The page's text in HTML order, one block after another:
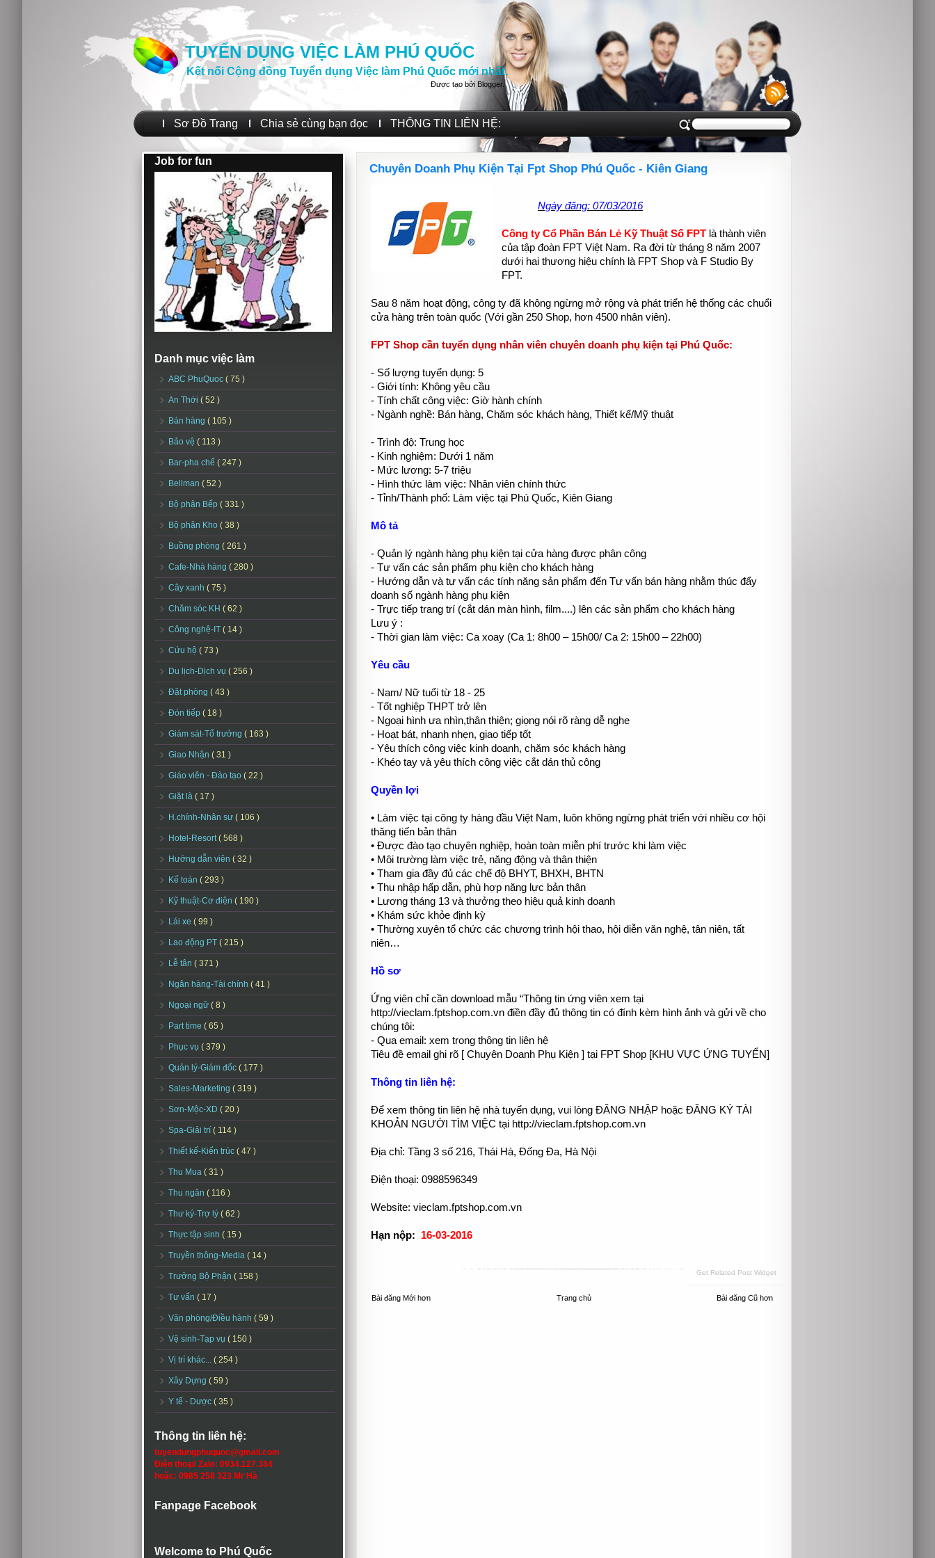
TUYỂN DỤNG VIỆC LÀM PHÚ QUỐC
Kết nối Cộng đồng Tuyển dụng Việc làm Phú Quốc mới nhất.
Được tạo bởi Blogger.
Sơ Đồ Trang Chia sẻ cùng bạn đọc THÔNG TIN LIÊN HỆ:
Job for fun
Danh mục việc làm
ABC PhuQuoc ( 75 )
An Thới ( 52 )
Bán hàng ( 105 )
Bảo vệ ( 113 )
Bar-pha chế ( 247 )
Bellman ( 52 )
Bộ phận Bếp ( 331 )
Bộ phận Kho ( 38 )
Buồng phòng ( 261 )
Cafe-Nhà hàng ( 280 )
Cây xanh ( 75 )
Chăm sóc KH ( 62 )
Công nghệ-IT ( 14 )
Cứu hộ ( 73 )
Du lịch-Dịch vụ ( 256 )
Đặt phòng ( 43 )
Đón tiếp ( 18 )
Giám sát-Tổ trưởng ( 163 )
Giao Nhận ( 31 )
Giáo viên - Đào tạo ( 22 )
Giặt là ( 17 )
H.chính-Nhân sự ( 106 )
Hotel-Resort( 568 )
Hướng dẫn viên ( 32 )
Kế toán ( 293 )
Kỹ thuật-Cơ điện ( 190 )
Lái xe ( 99 )
Lao động PT ( 215 )
Lễ tân ( 371 )
Ngân hàng-Tài chính ( 41 )
Ngoại ngữ ( 8 )
Part time ( 65 )
Phục vụ ( 379 )
Quản lý-Giám đốc ( 177 )
Sales-Marketing ( 319 )
Sơn-Mộc-XD ( 20 )
Spa-Giải trí ( 114 )
Thiết kế-Kiến trúc ( 47 )
Thu Mua ( 31 )
Thu ngân ( 116 )
Thư ký-Trợ lý ( 62 )
Thực tập sinh ( 15 )
Truyền thông-Media ( 14 )
Trưởng Bộ Phận ( 158 )
Tư vấn ( 17 )
Văn phòng/Điều hành ( 59 )
Vệ sinh-Tạp vụ ( 150 )
Vị trí khác... ( 254 )
Xây Dựng ( 59 )
Y tế - Dược ( 35 )
Thông tin liên hệ:
tuyendungphuquoc@gmail.com
Điện thoại/ Zalo: 0934.127.384
hoặc: 0985 258 323 Mr Hà
Fanpage Facebook
Welcome to Phú Quốc
Chuyên Doanh Phụ Kiện Tại Fpt Shop Phú Quốc - Kiên Giang
Ngày đăng: 07/03/2016
Công ty Cổ Phần Bán Lẻ Kỹ Thuật Số FPT là thành viên
của tập đoàn FPT Việt Nam. Ra đời từ tháng 8 năm 2007
dưới hai thương hiệu chính là FPT Shop và F Studio By
FPT.
Sau 8 năm hoạt động, công ty đã không ngừng mở rộng và phát triển hệ thống các chuổi
cửa hàng trên toàn quốc (Với gần 250 Shop, hơn 4500 nhân viên).
FPT Shop cần tuyển dụng nhân viên chuyên doanh phụ kiện tại Phú Quốc:
- Số lượng tuyển dụng: 5
- Giới tính: Không yêu cầu
- Tính chất công việc: Giờ hành chính
- Ngành nghề: Bán hàng, Chăm sóc khách hàng, Thiết kế/Mỹ thuật
- Trình độ: Trung học
- Kinh nghiệm: Dưới 1 năm
- Mức lương: 5-7 triệu
- Hình thức làm việc: Nhân viên chính thức
- Tỉnh/Thành phố: Làm việc tại Phú Quốc, Kiên Giang
Mô tả
- Quản lý ngành hàng phụ kiện tại cửa hàng được phân công
- Tư vấn các sản phẩm phụ kiện cho khách hàng
- Hướng dẫn và tư vấn các tính năng sản phẩm đến Tư vấn bán hàng nhằm thúc đẩy
doanh số ngành hàng phụ kiện
- Trực tiếp trang trí (cắt dán màn hình, film....) lên các sản phẩm cho khách hàng
Lưu ý :
- Thời gian làm việc: Ca xoay (Ca 1: 8h00 – 15h00/ Ca 2: 15h00 – 22h00)
Yêu cầu
- Nam/ Nữ tuổi từ 18 - 25
- Tốt nghiệp THPT trở lên
- Ngoại hình ưa nhìn,thân thiện; giọng nói rõ ràng dễ nghe
- Hoạt bát, nhanh nhẹn, giao tiếp tốt
- Yêu thích công việc kinh doanh, chăm sóc khách hàng
- Khéo tay và yêu thích công việc cắt dán thủ công
Quyền lợi
• Làm việc tại công ty hàng đầu Việt Nam, luôn không ngừng phát triển với nhiều cơ hội
thăng tiến bản thân
• Được đào tạo chuyên nghiệp, hoàn toàn miễn phí trước khi làm việc
• Môi trường làm việc trẻ, năng động và thân thiện
• Tham gia đầy đủ các chế độ BHYT, BHXH, BHTN
• Thu nhập hấp dẫn, phù hợp năng lực bản thân
• Lương tháng 13 và thưởng theo hiệu quả kinh doanh
• Khám sức khỏe định kỳ
• Thường xuyên tổ chức các chương trình hội thao, hội diễn văn nghệ, tân niên, tất
niên…
Hồ sơ
Ứng viên chỉ cần download mẫu “Thông tin ứng viên xem tại
http://vieclam.fptshop.com.vn điền đầy đủ thông tin có đính kèm hình ảnh và gửi về cho
chúng tôi:
- Qua email: xem trong thông tin liên hệ
Tiêu đề email ghi rõ [ Chuyên Doanh Phụ Kiện ] tại FPT Shop [KHU VỰC ỨNG TUYỂN]
Thông tin liên hệ:
Để xem thông tin liên hệ nhà tuyển dụng, vui lòng ĐĂNG NHẬP hoặc ĐĂNG KÝ TÀI
KHOẢN NGƯỜI TÌM VIỆC tại http://vieclam.fptshop.com.vn
Địa chỉ: Tầng 3 số 216, Thái Hà, Đống Đa, Hà Nội
Điện thoại: 0988596349
Website: vieclam.fptshop.com.vn
Hạn nộp: 16-03-2016
Get Related Post Widget
Bài đăng Mới hơn Bài đăng Cũ hơn
Trang chủ